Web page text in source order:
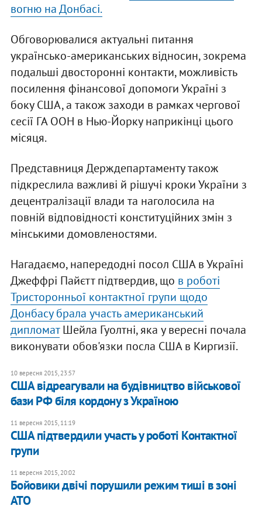
вогню на Донбасі.
Обговорювалися актуальні питання
українсько-американських відносин, зокрема
подальші двосторонні контакти, можливість
посилення фінансової допомоги Україні з
боку США, а також заходи в рамках чергової
сесії ГА ООН в Нью-Йорку наприкінці цього
місяця.
Представниця Держдепартаменту також
підкреслила важливі й рішучі кроки України з
децентралізації влади та наголосила на
повній відповідності конституційних змін з
мінськими домовленостями.
Нагадаємо, напередодні посол США в Україні
Джеффрі Пайєтт підтвердив, що в роботі
Тристоронньої контактної групи щодо
Донбасу брала участь американський
дипломатШейла Гуолтні, яка у вересні почала
виконувати обов'язки посла США в Киргизії.
10 вересня 2015, 23:57
США відреагували на будівництво військової
бази РФ біля кордону з Україною
11 вересня 2015, 11:19
США підтвердили участь у роботі Контактної
групи
11 вересня 2015, 20:02
Бойовики двічі порушили режим тиші в зоні
АТО